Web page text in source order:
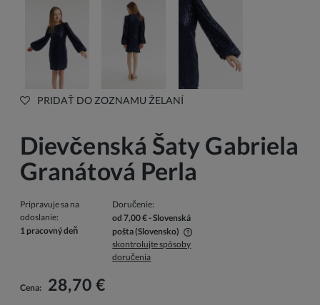
PRIDAŤ DO ZOZNAMU ŽELANÍ
Dievčenská Šaty Gabriela
Granátová Perla
Pripravuje sa na
odoslanie:
1 pracovný deň
Doručenie:
od 7,00 €- Slovenská
pošta(Slovensko)
V cene nie sú zahrnuté prípadné náklady na platbu
skontrolujte spôsoby
doručenia
Cena: 28,70 €